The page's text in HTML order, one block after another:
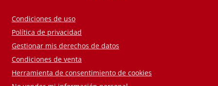
Condiciones de uso
Política de privacidad
Gestionar mis derechos de datos
Condiciones de venta
Herramienta de consentimiento de cookies